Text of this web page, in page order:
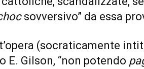
sovversivo” da essa
(socraticamente
E. Gilson, “non potendo